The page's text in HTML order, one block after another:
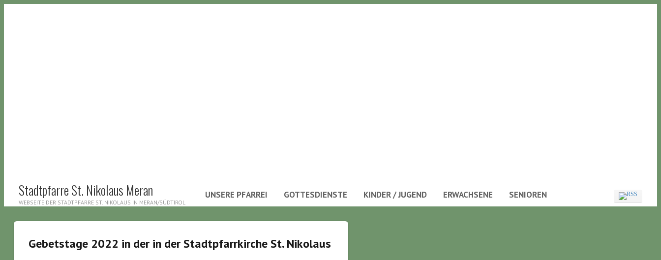
Stadtpfarre St. Nikolaus Meran
WEBSEITE DER STADTPFARRE ST. NIKOLAUS IN MERAN/SÜDTIROL
UNSERE PFARREI GOTTESDIENSTE KINDER / JUGEND ERWACHSENE SENIOREN
Gebetstage 2022 in der in der Stadtpfarrkirche St. Nikolaus